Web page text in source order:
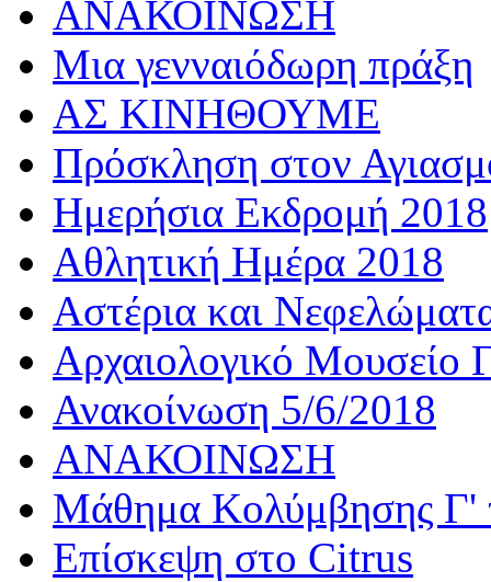
ΑΝΑΚΟΙΝΩΣΗ
Μια γενναιόδωρη πράξη
ΑΣ ΚΙΝΗΘΟΥΜΕ
Πρόσκληση στον
Ημερήσια Εκδρομή 2018
Αθλητική Ημέρα 2018
Αστέρια και
Αρχαιολογικό Μουσείο
Ανακοίνωση 5/6/2018
ΑΝΑΚΟΙΝΩΣΗ
Μάθημα Κολύμβησης Γ'
Επίσκεψη στο Citrus